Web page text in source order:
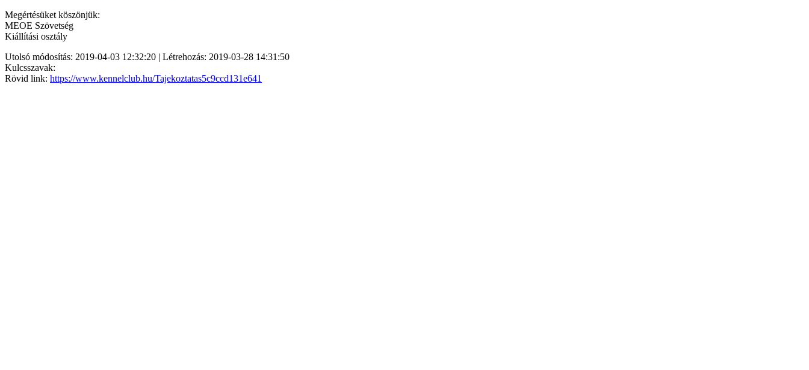
Megértésüket köszönjük:
MEOE Szövetség
Kiállítási osztály
Utolsó módosítás: 2019-04-03 12:32:20 | Létrehozás: 2019-03-28 14:31:50
Kulcsszavak:
Rövid link: https://www.kennelclub.hu/Tajekoztatas5c9ccd131e641